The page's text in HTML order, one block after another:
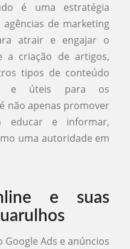
é uma estratégia
de marketing
atrair e engajar o
a criação de artigos,
tipos de conteúdo
e úteis para os
não apenas promover
educar e informar,
uma autoridade em
e suas
Ads e anúncios